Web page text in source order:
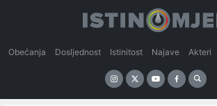
Obećanja Dosljednost Istinitost Najave Akteri